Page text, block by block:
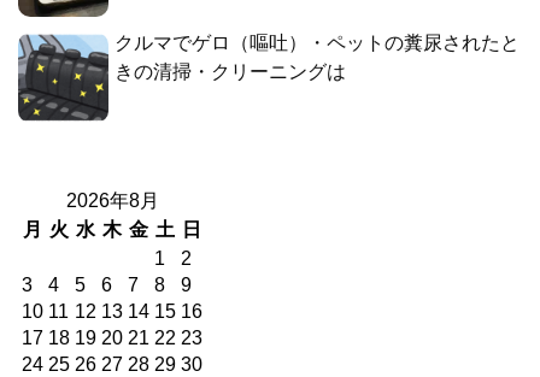
クルマでゲロ（嘔吐）・ペットの糞尿されたと
きの清掃・クリーニングは
2026年8月
月
火 水 木 金 土 日
1
2
3
4 5 6 7 8
9
10 11 12 13 14 15 16
17 18 19 20 21 22 23
24 25 26 27 28 29 30